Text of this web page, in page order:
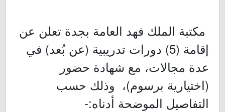
مكتبة الملك فهد العامة بجدة تعلن عن
إقامة (5) دورات تدريبية (عن بُعد) في
عدة مجالات، مع شهادة حضور
(اختيارية برسوم)، وذلك حسب
التفاصيل الموضحة أدناه:-